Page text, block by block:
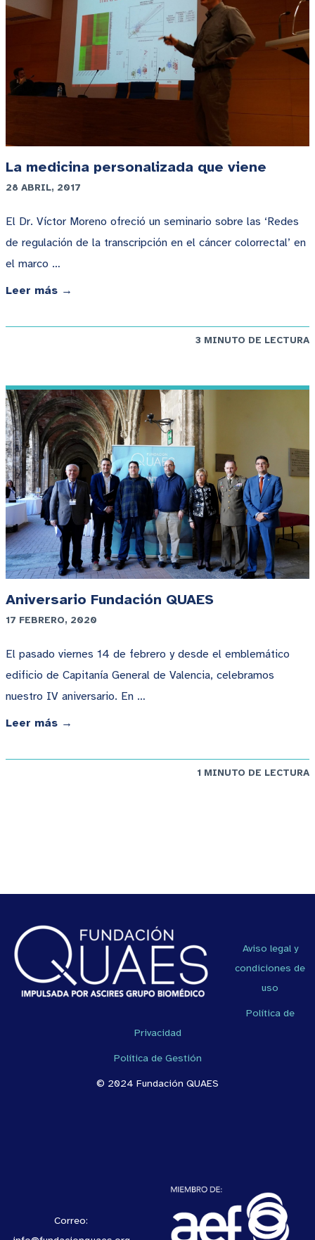
La medicina personalizada que viene
28 ABRIL, 2017
El Dr. Víctor Moreno ofreció un seminario sobre las ‘Redes
de regulación de la transcripción en el cáncer colorrectal’ en
el marco …
Leer más →
3 MINUTO DE LECTURA
Aniversario Fundación QUAES
17 FEBRERO, 2020
El pasado viernes 14 de febrero y desde el emblemático
edificio de Capitanía General de Valencia, celebramos
nuestro IV aniversario. En …
Leer más →
1 MINUTO DE LECTURA
Aviso legal y
condiciones de
uso
Política de
Privacidad
Política de Gestión
© 2024 Fundación QUAES
Correo: